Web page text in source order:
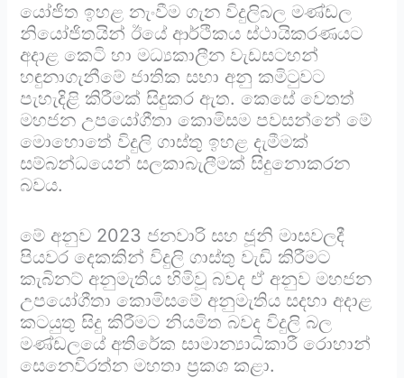
යෝජිත ඉහළ නැංවීම ගැන විදුලිබල මණ්ඩල
නියෝජිතයින් ඊයේ ආර්ථිකය ස්ථායිකරණයට
අදාළ කෙටි හා මධ්‍යකාලීන වැඩසටහන්
හඳුනාගැනීමේ ජාතික සභා අනු කමිටුවට
පැහැදිළි කිරීමක් සිදුකර ඇත. කෙසේ වෙතත්
මහජන උපයෝගීතා කොමිසම පවසන්නේ මේ
මොහොතේ විදුලි ගාස්තු ඉහළ දැමීමක්
සම්බන්ධයෙන් සලකාබැලීමක් සිදුනොකරන
බවය.
මේ අනුව 2023 ජනවාරි සහ ජූනි මාසවලදී
පියවර දෙකකින් විදුලි ගාස්තු වැඩි කිරීමට
කැබිනට් අනුමැතිය හිමිවූ බවද ඒ අනුව මහජන
උපයෝගීතා කොමිසමේ අනුමැතිය සදහා අදාළ
කටයුතු සිදු කිරීමට නියමිත බවද විදුලි බල
මණ්ඩලයේ අතිරේක සාමාන්‍යාධිකාරී රොහාන්
සෙනෙවිරත්න මහතා ප්‍රකශ කළා.